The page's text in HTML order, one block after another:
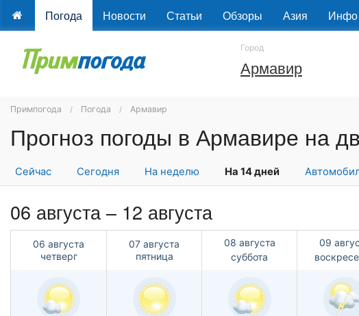
Погода Новости Статьи Обзоры Азия Инфо
Город
Армавир
Примпогода Погода Армавир
Прогноз погоды в Армавире на
Сейчас Сегодня На неделю На 14 дней
06 августа – 12 августа
06 августа
четверг
07 августа
пятница
08 августа
суббота
09